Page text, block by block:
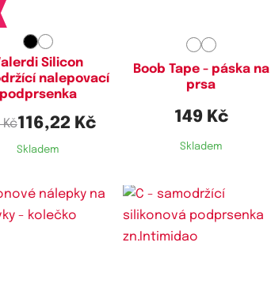
Silicon
nalepovací
Kč116,22 Kč
Skladem
Boob Tape - páska na
prsa
149 Kč
Skladem